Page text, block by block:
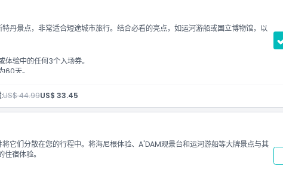
丹景点，非常适合短途城市旅行。结合必看的亮点，如运河游船或国立博物馆，以
体验中的任何3个入场券。
60天。
US$ 44.99US$ 33.45
它们分散在您的行程中。将海尼根体验、A'DAM观景台和运河游船等大牌景点与其
宿体验。​